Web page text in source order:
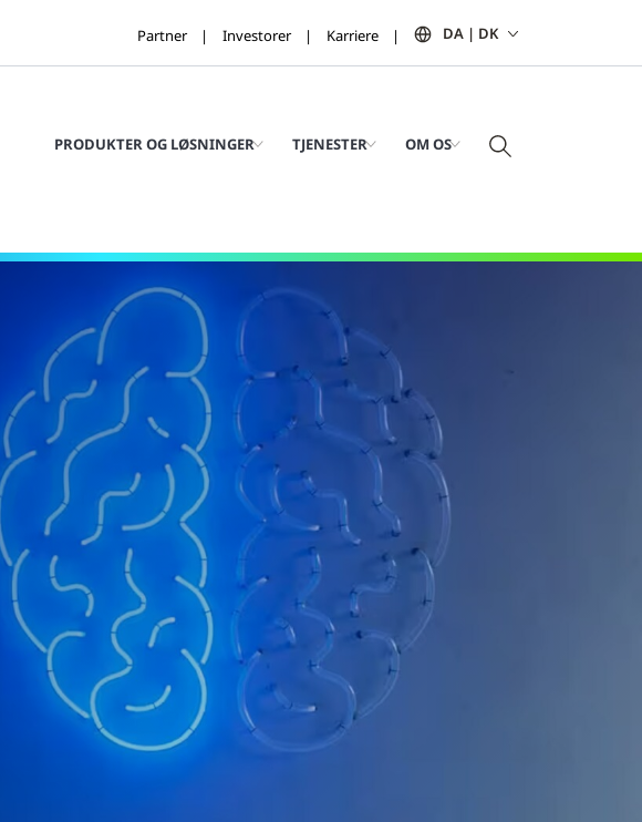
Partner Investorer Karriere DA | DK
PRODUKTER OG LØSNINGER TJENESTER OM OS